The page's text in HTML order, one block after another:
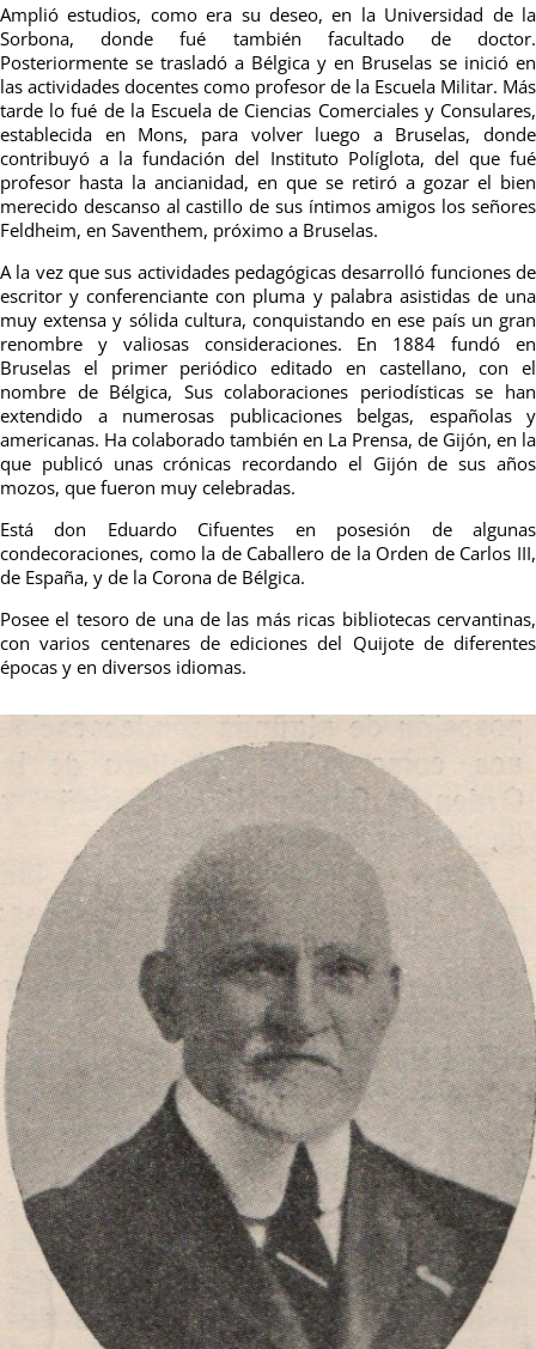
Amplió estudios, como era su deseo, en la Universidad de la
Sorbona, donde fué también facultado de doctor.
Posteriormente se trasladó a Bélgica y en Bruselas se inició en
las actividades docentes como profesor de la Escuela Militar. Más
tarde lo fué de la Escuela de Ciencias Comerciales y Consulares,
establecida en Mons, para volver luego a Bruselas, donde
contribuyó a la fundación del Instituto Políglota, del que fué
profesor hasta la ancianidad, en que se retiró a gozar el bien
merecido descanso al castillo de sus íntimos amigos los señores
Feldheim, en Saventhem, próximo a Bruselas.
A la vez que sus actividades pedagógicas desarrolló funciones de
escritor y conferenciante con pluma y palabra asistidas de una
muy extensa y sólida cultura, conquistando en ese país un gran
renombre y valiosas consideraciones. En 1884 fundó en
Bruselas el primer periódico editado en castellano, con el
nombre de Bélgica, Sus colaboraciones periodísticas se han
extendido a numerosas publicaciones belgas, españolas y
americanas. Ha colaborado también en La Prensa, de Gijón, en la
que publicó unas crónicas recordando el Gijón de sus años
mozos, que fueron muy celebradas.
Está don Eduardo Cifuentes en posesión de algunas
condecoraciones, como la de Caballero de la Orden de Carlos III,
de España, y de la Corona de Bélgica.
Posee el tesoro de una de las más ricas bibliotecas cervantinas,
con varios centenares de ediciones del Quijote de diferentes
épocas y en diversos idiomas.